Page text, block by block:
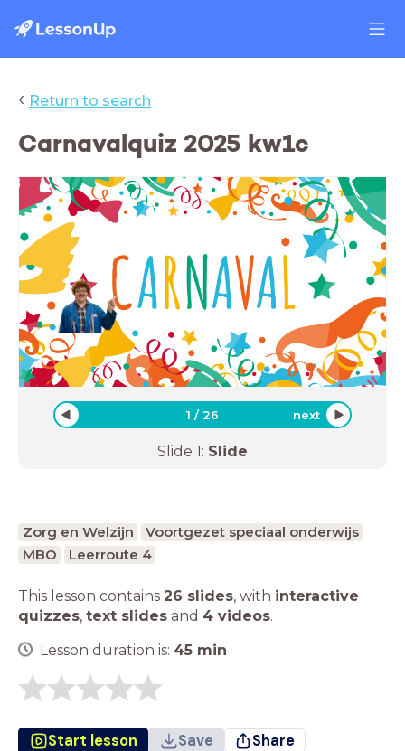
‹ Return to search
Carnavalquiz 2025 kw1c
1 /26 next
Slide 1: Slide
Zorg en Welzijn
Voortgezet speciaal onderwijs
MBO
Leerroute 4
This lesson contains 26 slides, with interactive
quizzes, text slides and 4 videos.
Lesson duration is: 45 min
Start lesson Save Share